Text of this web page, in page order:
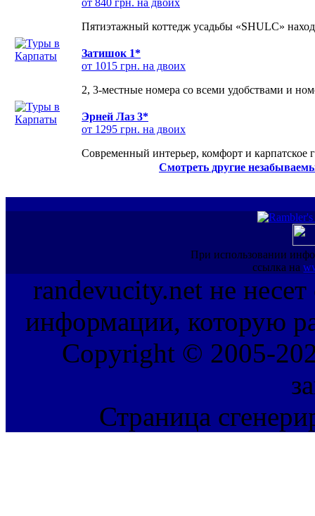
от 840 грн. на двоих
Пятиэтажный коттедж усадьбы «SHULC»
Затишок 1*
от 1015 грн. на двоих
2, 3-местные номера со всеми удобствами и
Эрней Лаз 3*
от 1295 грн. на двоих
Современный интерьер, комфорт и карпатское
Смотреть другие
При использовании
ссылка на
randevucity.net не несет
информации, которую
Copyright © 2005-
Страница